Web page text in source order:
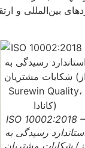
بین‌المللی و
ISO 10002:2018 –
رسیدگی به